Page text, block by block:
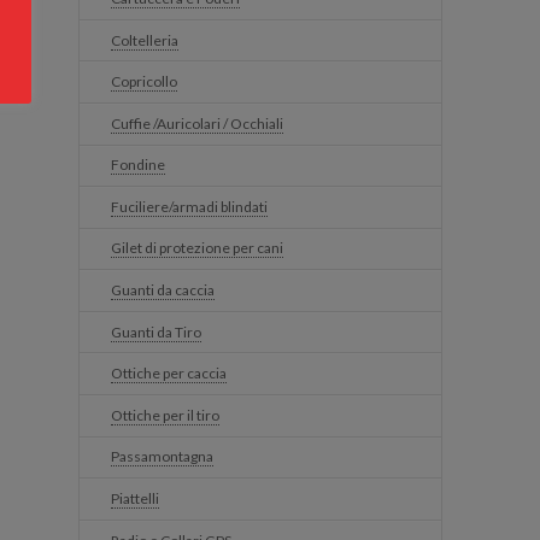
Coltelleria
Copricollo
Cuffie /Auricolari / Occhiali
Fondine
Fuciliere/armadi blindati
Gilet di protezione per cani
Guanti da caccia
Guanti da Tiro
Ottiche per caccia
Ottiche per il tiro
Passamontagna
Piattelli